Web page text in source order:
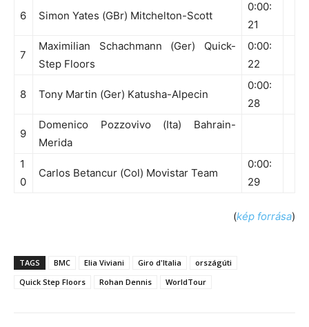
6 Simon Yates (GBr) Mitchelton-Scott
0:00:
21
7
Maximilian Schachmann (Ger) Quick-
Step Floors
0:00:
22
8 Tony Martin (Ger) Katusha-Alpecin
0:00:
28
9
Domenico Pozzovivo (Ita) Bahrain-
Merida
1
0
Carlos Betancur (Col) Movistar Team
0:00:
29
(kép forrása)
TAGS BMC Elia Viviani Giro d'Italia
országúti
Quick Step Floors
Rohan Dennis WorldTour